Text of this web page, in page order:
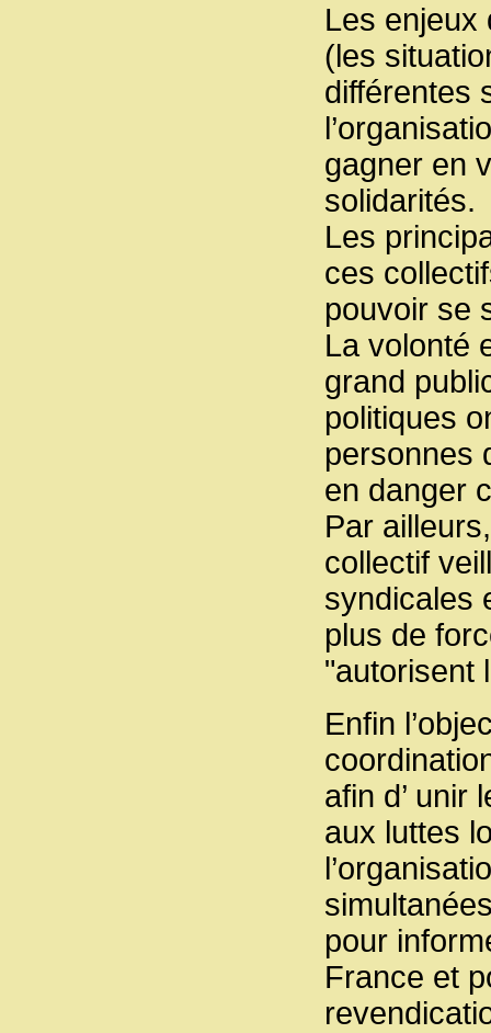
Les enjeux
(les
différentes
gagner en
solidarités.
Les
ces
pouvoir se
La volonté
grand
politiques
personnes
en danger
Par
collectif
syndicales
plus de
"autorisent
Enfin
afin d’ unir
aux luttes
pour
France et